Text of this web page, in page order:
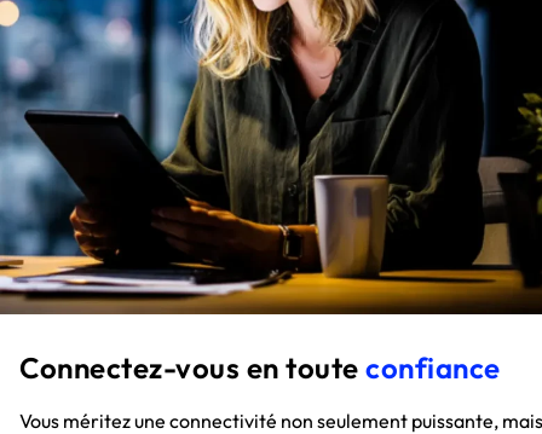
Connectez-vous en toute confiance
Vous méritez une connectivité non seulement puissante, mais